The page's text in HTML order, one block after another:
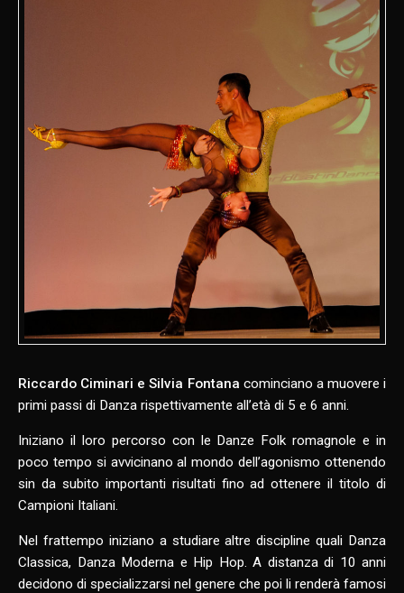
Riccardo Ciminari e Silvia Fontana cominciano a muovere i
primi passi di Danza rispettivamente all’età di 5 e 6 anni.
Iniziano il loro percorso con le Danze Folk romagnole e in
poco tempo si avvicinano al mondo dell’agonismo ottenendo
sin da subito importanti risultati fino ad ottenere il titolo di
Campioni Italiani.
Nel frattempo iniziano a studiare altre discipline quali Danza
Classica, Danza Moderna e Hip Hop. A distanza di 10 anni
decidono di specializzarsi nel genere che poi li renderà famosi